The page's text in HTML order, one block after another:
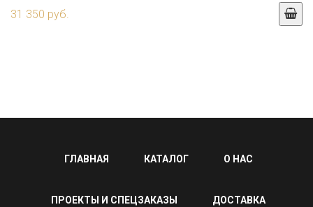
31 350 руб.
ГЛАВНАЯ КАТАЛОГ О НАС
ПРОЕКТЫ И СПЕЦЗАКАЗЫ ДОСТАВКА